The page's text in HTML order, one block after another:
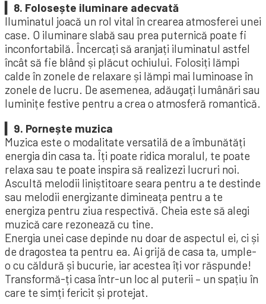
▎8. Folosește iluminare adecvată
Iluminatul joacă un rol vital în crearea atmosferei unei
case. O iluminare slabă sau prea puternică poate fi
inconfortabilă. Încercați să aranjați iluminatul astfel
încât să fie blând și plăcut ochiului. Folosiți lămpi
calde în zonele de relaxare și lămpi mai luminoase în
zonele de lucru. De asemenea, adăugați lumânări sau
luminițe festive pentru a crea o atmosferă romantică.
▎9. Pornește muzica
Muzica este o modalitate versatilă de a îmbunătăți
energia din casa ta. Îți poate ridica moralul, te poate
relaxa sau te poate inspira să realizezi lucruri noi.
Ascultă melodii liniștitoare seara pentru a te destinde
sau melodii energizante dimineața pentru a te
energiza pentru ziua respectivă. Cheia este să alegi
muzică care rezonează cu tine.
Energia unei case depinde nu doar de aspectul ei, ci și
de dragostea ta pentru ea. Ai grijă de casa ta, umple-
o cu căldură și bucurie, iar acestea îți vor răspunde!
Transformă-ți casa într-un loc al puterii – un spațiu în
care te simți fericit și protejat.